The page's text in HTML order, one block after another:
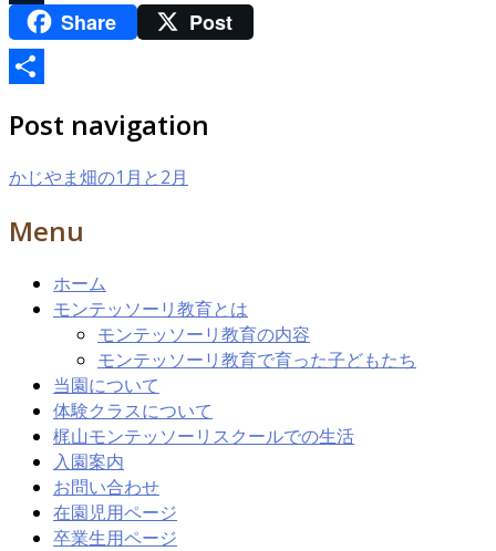
TumblrShare Post
有
Post navigation
かじやま畑の1月と2月
Menu
ホーム
モンテッソーリ教育とは
モンテッソーリ教育の内容
モンテッソーリ教育で育った子どもたち
当園について
体験クラスについて
梶山モンテッソーリスクールでの生活
入園案内
お問い合わせ
在園児用ページ
卒業生用ページ